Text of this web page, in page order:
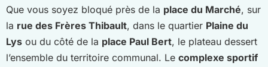
Que vous soyez bloqué près de la place du Marché, sur
la rue des Frères Thibault, dans le quartier Plaine du
Lys ou du côté de la place Paul Bert, le plateau dessert
l’ensemble du territoire communal. Le complexe sportif